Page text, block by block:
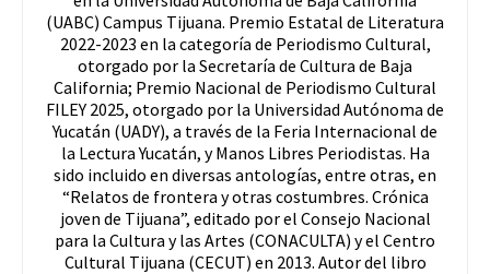
(UABC) Campus Tijuana. Premio Estatal de Literatura
2022-2023 en la categoría de Periodismo Cultural,
otorgado por la Secretaría de Cultura de Baja
California; Premio Nacional de Periodismo Cultural
FILEY 2025, otorgado por la Universidad Autónoma de
Yucatán (UADY), a través de la Feria Internacional de
la Lectura Yucatán, y Manos Libres Periodistas. Ha
sido incluido en diversas antologías, entre otras, en
“Relatos de frontera y otras costumbres. Crónica
joven de Tijuana”, editado por el Consejo Nacional
para la Cultura y las Artes (CONACULTA) y el Centro
Cultural Tijuana (CECUT) en 2013. Autor del libro